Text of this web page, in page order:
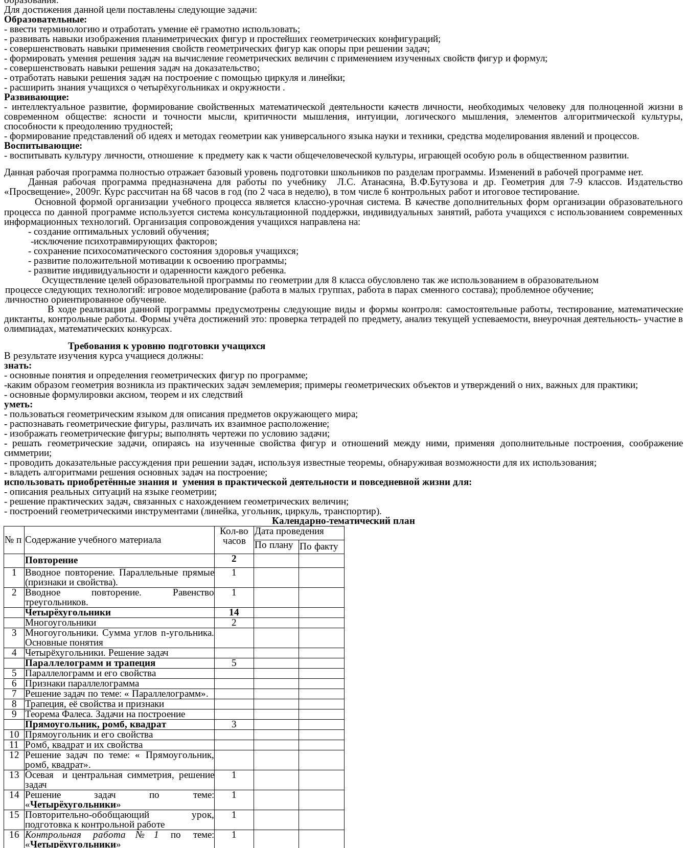
Для достижения данной цели поставлены следующие задачи:
Образовательные:
- ввести терминологию и отработать умение её грамотно использовать;
- развивать навыки изображения планиметрических фигур и простейших геометрических конфигураций;
- совершенствовать навыки применения свойств геометрических фигур как опоры при решении задач;
- формировать умения решения задач на вычисление геометрических величин с применением изученных свойств фигур и формул;
- совершенствовать навыки решения задач на доказательство;
- отработать навыки решения задач на построение с помощью циркуля и линейки;
- расширить знания учащихся о четырёхугольниках и окружности .
Развивающие:
- интеллектуальное развитие, формирование свойственных математической деятельности качеств личности, необходимых человеку для полноценной жизни в
современном обществе: ясности и точности мысли, критичности мышления, интуиции, логического мышления, элементов алгоритмической культуры,
способности к преодолению трудностей;
- формирование представлений об идеях и методах геометрии как универсального языка науки и техники, средства моделирования явлений и процессов.
Воспитывающие:
- воспитывать культуру личности, отношение к предмету как к части общечеловеческой культуры, играющей особую роль в общественном развитии.
Данная рабочая программа полностью отражает базовый уровень подготовки школьников по разделам программы. Изменений в рабочей программе нет.
Данная рабочая программа предназначена для работы по учебнику Л.С. Атанасяна, В.Ф.Бутузова и др. Геометрия для 7-9 классов. Издательство
«Просвещение», 2009г. Курс рассчитан на 68 часов в год (по 2 часа в неделю), в том числе 6 контрольных работ и итоговое тестирование.
Основной формой организации учебного процесса является классно-урочная система. В качестве дополнительных форм организации образовательного
процесса по данной программе используется система консультационной поддержки, индивидуальных занятий, работа учащихся с использованием современных
информационных технологий. Организация сопровождения учащихся направлена на:
- создание оптимальных условий обучения;
-исключение психотравмирующих факторов;
- сохранение психосоматического состояния здоровья учащихся;
- развитие положительной мотивации к освоению программы;
- развитие индивидуальности и одаренности каждого ребенка.
Осуществление целей образовательной программы по геометрии для 8 класса обусловлено так же использованием в образовательном
процессе следующих технологий: игровое моделирование (работа в малых группах, работа в парах сменного состава); проблемное обучение;
личностно ориентированное обучение.
В ходе реализации данной программы предусмотрены следующие виды и формы контроля: самостоятельные работы, тестирование, математические
диктанты, контрольные работы. Формы учёта достижений это: проверка тетрадей по предмету, анализ текущей успеваемости, внеурочная деятельность- участие в
олимпиадах, математических конкурсах.
Требования к уровню подготовки учащихся
В результате изучения курса учащиеся должны:
знать:
- основные понятия и определения геометрических фигур по программе;
-каким образом геометрия возникла из практических задач землемерия; примеры геометрических объектов и утверждений о них, важных для практики;
- основные формулировки аксиом, теорем и их следствий
уметь:
- пользоваться геометрическим языком для описания предметов окружающего мира;
- распознавать геометрические фигуры, различать их взаимное расположение;
- изображать геометрические фигуры; выполнять чертежи по условию задачи;
- решать геометрические задачи, опираясь на изученные свойства фигур и отношений между ними, применяя дополнительные построения, соображение
симметрии;
- проводить доказательные рассуждения при решении задач, используя известные теоремы, обнаруживая возможности для их использования;
- владеть алгоритмами решения основных задач на построение;
использовать приобретённые знания и умения в практической деятельности и повседневной жизни для:
- описания реальных ситуаций на языке геометрии;
- решение практических задач, связанных с нахождением геометрических величин;
- построений геометрическими инструментами (линейка, угольник, циркуль, транспортир).
Календарно-тематический план
№ п Содержание учебного материала
Кол-во
часов
Дата проведения
По плану По факту
Повторение
2
1
Вводное повторение. Параллельные прямые
(признаки и свойства).
1
2
Вводное повторение. Равенство
треугольников.
1
Четырёхугольники
14
Многоугольники
2
3
Многоугольники. Сумма углов n-угольника.
Основные понятия
4
Четырёхугольники. Решение задач
Параллелограмм и трапеция
5
5
Параллелограмм и его свойства
6
Признаки параллелограмма
7
Решение задач по теме: « Параллелограмм».
8
Трапеция, её свойства и признаки
9
Теорема Фалеса. Задачи на построение
Прямоугольник, ромб, квадрат
3
10 Прямоугольник и его свойства
11
Ромб, квадрат и их свойства
12 Решение задач по теме: « Прямоугольник,
ромб, квадрат».
13 Осевая и центральная симметрия, решение
задач
1
14 Решение задач по теме:
«Четырёхугольники»
1
15 Повторительно-обобщающий урок,
подготовка к контрольной работе
1
16
Контрольная работа№1
по теме:
«Четырёхугольники»
1